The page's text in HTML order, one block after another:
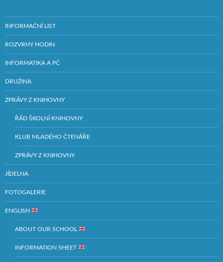
INFORMAČNÍ LIST
ROZVRHY HODIN
INFORMATIKA A PČ
DRUŽINA
ZPRÁVY Z KNIHOVNY
ŘÁD ŠKOLNÍ KNIHOVNY
KLUB MLADÉHO ČTENÁŘE
ZPRÁVY Z KNIHOVNY
JÍDELNA
FOTOGALERIE
ENGLISH
ABOUT OUR SCHOOL
INFORMATION SHEET